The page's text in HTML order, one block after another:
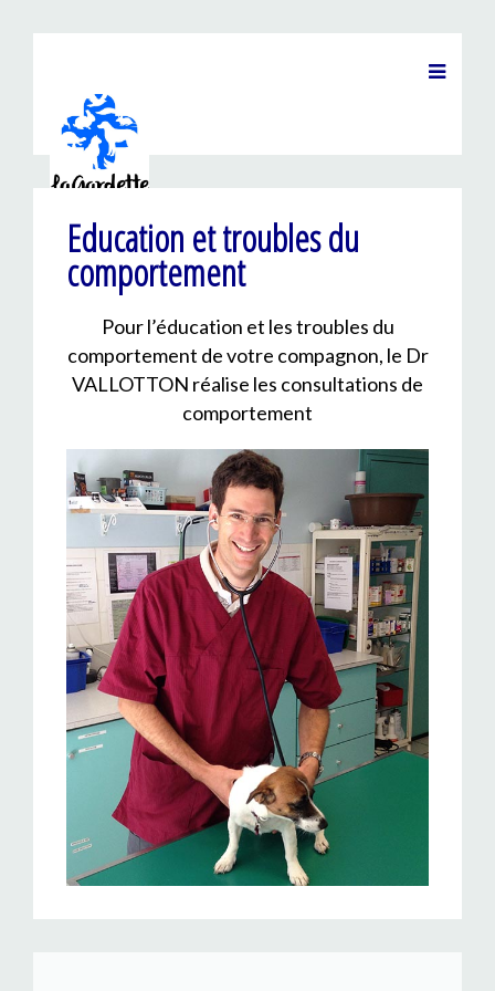
Education et troubles du
comportement
Pour l’éducation et les troubles du
comportement de votre compagnon, le Dr
VALLOTTON réalise les consultations de
comportement